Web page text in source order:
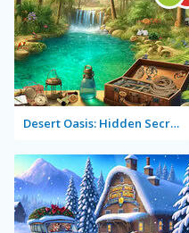
Desert Oasis: Hidden Secrets